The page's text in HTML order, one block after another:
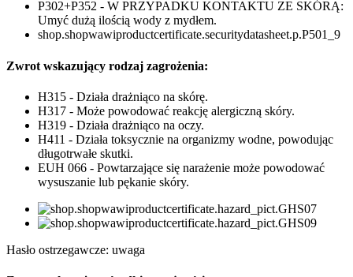
P302+P352 - W PRZYPADKU KONTAKTU ZE SKÓRĄ:
Umyć dużą ilością wody z mydłem.
shop.shopwawiproductcertificate.securitydatasheet.p.P501_9
Zwrot wskazujący rodzaj zagrożenia:
H315 - Działa drażniąco na skórę.
H317 - Może powodować reakcję alergiczną skóry.
H319 - Działa drażniąco na oczy.
H411 - Działa toksycznie na organizmy wodne, powodując
długotrwałe skutki.
EUH 066 - Powtarzające się narażenie może powodować
wysuszanie lub pękanie skóry.
Hasło ostrzegawcze: uwaga